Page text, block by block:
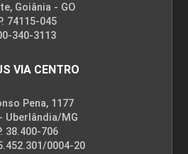
Goiânia - GO
74115-045
340-3113
VIA CENTRO
Pena, 1177
Uberlândia/MG
38.400-706
0004-20